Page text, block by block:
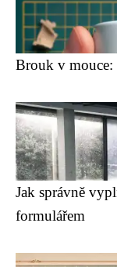
Brouk v mouce:
Jak správně
formulářem